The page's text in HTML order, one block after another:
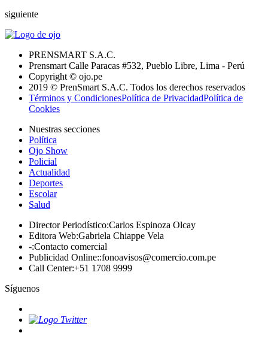
siguiente
PRENSMART S.A.C.
Prensmart Calle Paracas #532, Pueblo Libre, Lima - Perú
Copyright © ojo.pe
2019 © PrenSmart S.A.C. Todos los derechos reservados
Términos y CondicionesPolítica de PrivacidadPolítica de
Cookies
Nuestras secciones
Política
Ojo Show
Policial
Actualidad
Deportes
Escolar
Salud
Director Periodístico:Carlos Espinoza Olcay
Editora Web:Gabriela Chiappe Vela
-:Contacto comercial
Publicidad Online::fonoavisos@comercio.com.pe
Call Center:+51 1708 9999
Síguenos